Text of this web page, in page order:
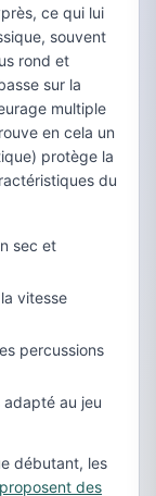
ce qui lui
souvent
rond et
sur la
multiple
en cela un
protège la
du
sec et
vitesse
percussions
au jeu
débutant, les
des